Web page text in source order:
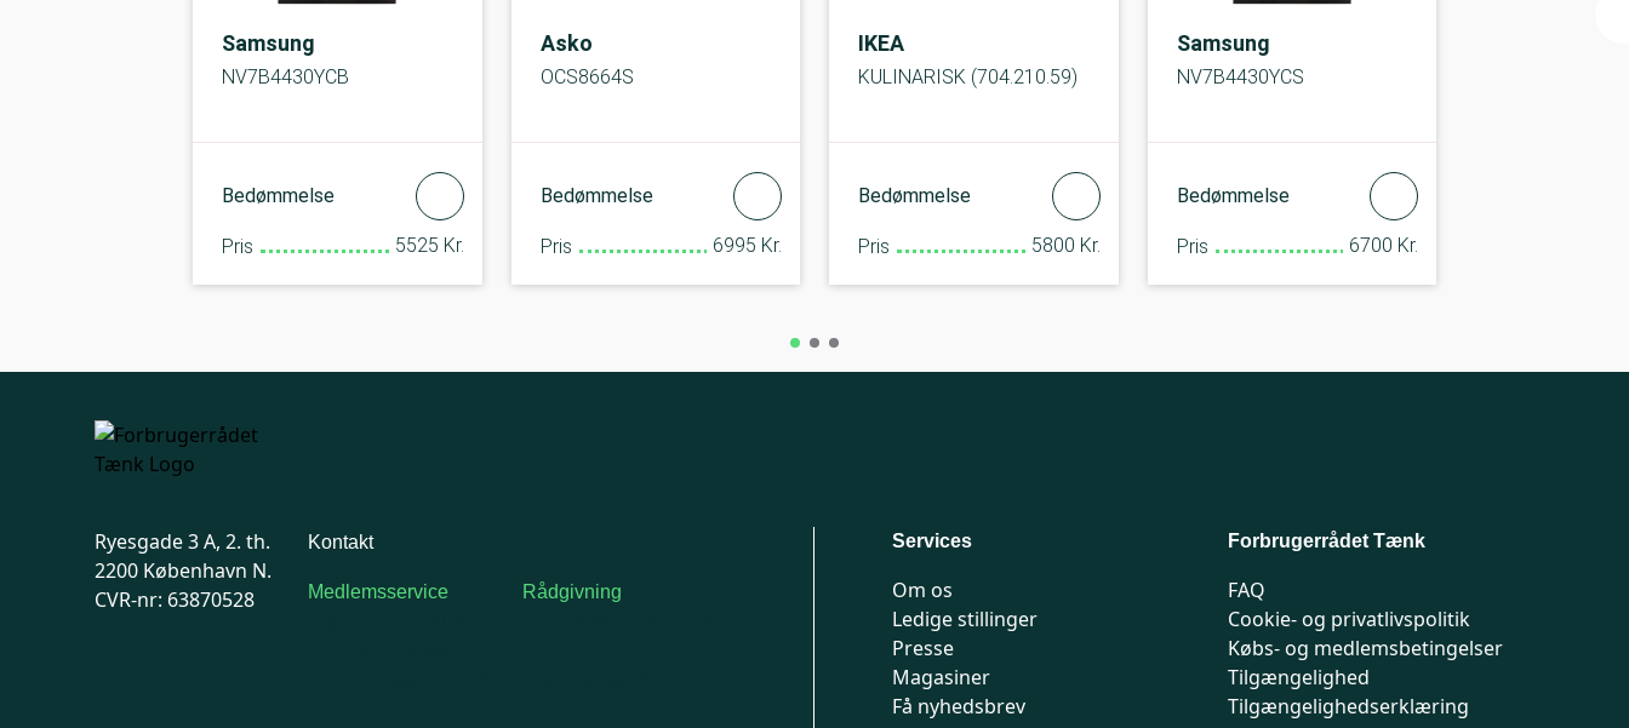
Samsung
NV7B4430YCB
Bedømmelse
Pris 5525 Kr.
Asko
OCS8664S
Bedømmelse
Pris 6995 Kr.
IKEA
KULINARISK (704.210.59)
Bedømmelse
Pris 5800 Kr.
Samsung
NV7B4430YCS
Bedømmelse
Pris 6700 Kr.
Ryesgade 3 A, 2. th.
2200 København N.
CVR-nr: 63870528
Kontakt
Medlemsservice Rådgivning
Services
Om os
Ledige stillinger
Presse
Magasiner
Få nyhedsbrev
Forbrugerrådet Tænk
FAQ
Cookie- og privatlivspolitik
Købs- og medlemsbetingelser
Tilgængelighed
Tilgængelighedserklæring